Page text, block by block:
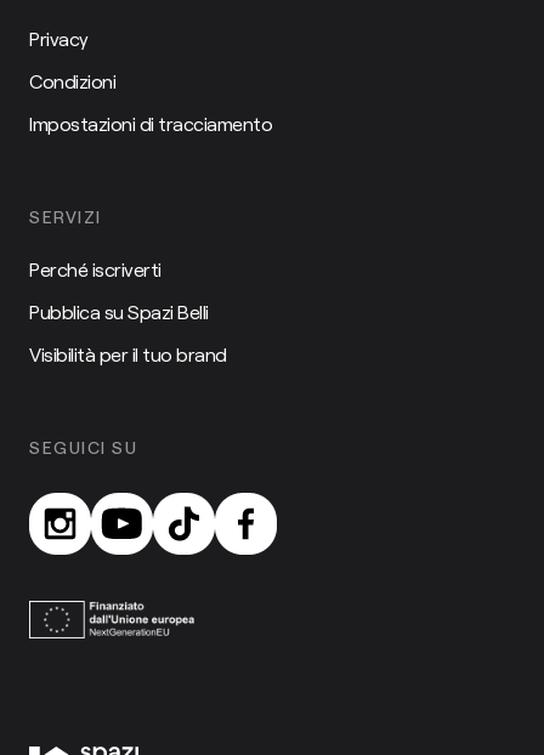
Privacy
Condizioni
Impostazioni di tracciamento
SERVIZI
Perché iscriverti
Pubblica su Spazi Belli
Visibilità per il tuo brand
SEGUICI SU